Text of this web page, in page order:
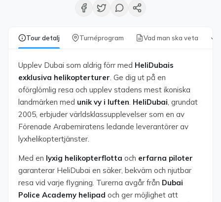
Tour detalj Turnéprogram Vad man ska veta
Upplev Dubai som aldrig förr med HeliDubais
exklusiva helikopterturer. Ge dig ut på en
oförglömlig resa och upplev stadens mest ikoniska
landmärken med unik vy i luften. HeliDubai, grundat
2005, erbjuder världsklassupplevelser som en av
Förenade Arabemiratens ledande leverantörer av
lyxhelikoptertjänster.
Med en lyxig helikopterflotta och erfarna piloter
garanterar HeliDubai en säker, bekväm och njutbar
resa vid varje flygning. Turerna avgår från Dubai
Police Academy helipad och ger möjlighet att